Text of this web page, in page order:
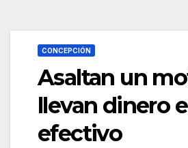
CONCEPCIÓN
Asaltan un
llevan dinero
efectivo